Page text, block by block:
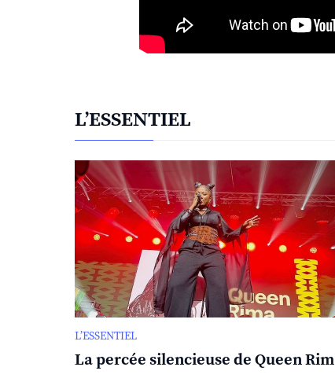
L’ESSENTIEL
L’ESSENTIEL
La percée silencieuse de Queen